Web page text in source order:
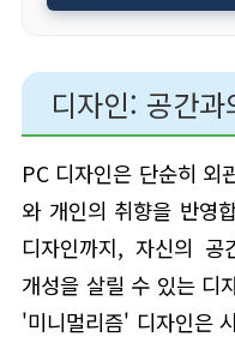
디자인: 공간
PC 디자인은 단순히 외
와 개인의 취향을 반영
디자인까지, 자신의 공
개성을 살릴 수 있는 디
'미니멀리즘' 디자인은